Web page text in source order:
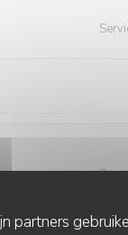
partners